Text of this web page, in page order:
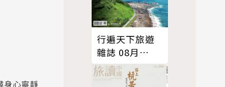
身心寧靜
行遍天下旅遊
雜誌 08月
號/2021 第346
期